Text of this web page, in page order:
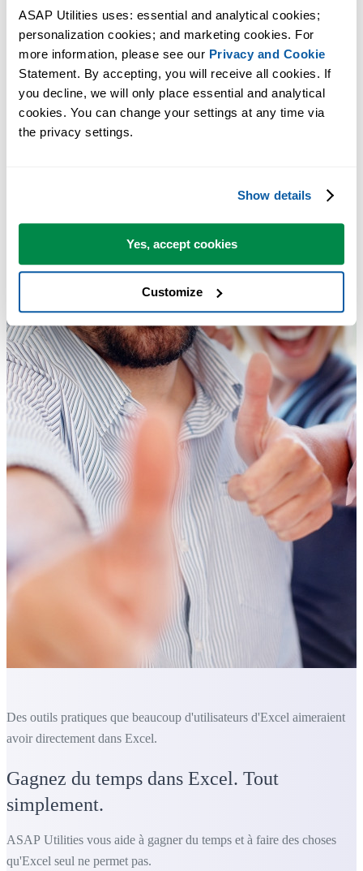
ASAP Utilities uses: essential and analytical cookies;
personalization cookies; and marketing cookies. For
more information, please see our Privacy and Cookie
Statement. By accepting, you will receive all cookies. If
you decline, we will only place essential and analytical
cookies. You can change your settings at any time via
the privacy settings.
Show details
Yes, accept cookies
Customize
Des outils pratiques que beaucoup d'utilisateurs d'Excel aimeraient
avoir directement dans Excel.
Gagnez du temps dans Excel. Tout
simplement.
ASAP Utilities vous aide à gagner du temps et à faire des choses
qu'Excel seul ne permet pas.